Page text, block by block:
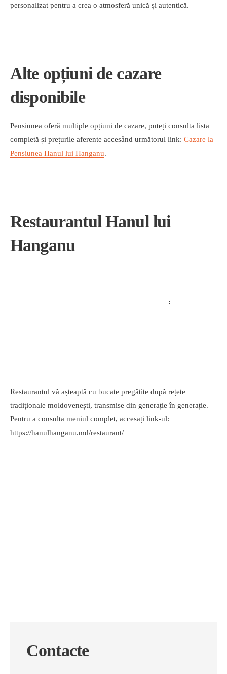
personalizat pentru a crea o atmosferă unică și autentică.
Alte opțiuni de cazare
disponibile
Pensiunea oferă multiple opțiuni de cazare, puteți consulta lista
completă și prețurile aferente accesând următorul link: Cazare la
Pensiunea Hanul lui Hanganu.
Restaurantul Hanul lui
Hanganu
Restaurantul vă așteaptă cu bucate pregătite după rețete
tradiționale moldovenești, transmise din generație în generație.
Pentru a consulta meniul complet, accesați link-ul:
https://hanulhanganu.md/restaurant/
Contacte